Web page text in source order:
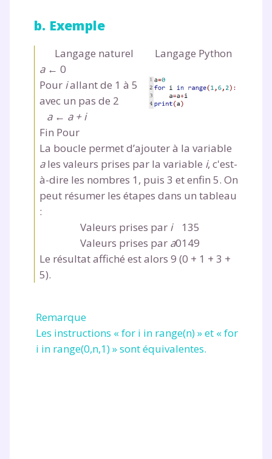
b. Exemple
Langage naturel
Langage Python
a← 0
Pour iallant de 1 à 5
avec un pas de 2
a ← a + i
Fin Pour
La boucle permet d’ajouter à la variable
ales valeurs prises par la variable i, c'est-
à-dire les nombres 1, puis 3 et enfin 5. On
peut résumer les étapes dans un tableau
:
Valeurs prises par i 135
Valeurs prises par a01 49
Le résultat affiché est alors 9 (0 + 1 + 3 +
5).
Remarque
Les instructions «for i in range(n)» et «for
i in range(0,n,1)» sont équivalentes.
J’accepte de recevoir les actualités et des
communications de la part de
myMaxicours.
Votre adresse e-mail sera exclusivement utilisée pour
vous envoyer notre newsletter. Vous pourrez vous
désinscrire à tout moment, à travers le lien de
désinscription présent dans chaque newsletter. Pour
en savoir plus sur la gestion de vos données
personnelles et pour exercer vos droits, vous pouvez
consulternotre charte.